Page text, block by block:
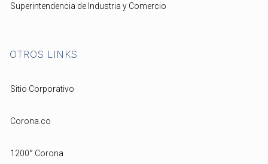
Superintendencia de Industria y Comercio
OTROS LINKS
Sitio Corporativo
Corona.co
1200° Corona